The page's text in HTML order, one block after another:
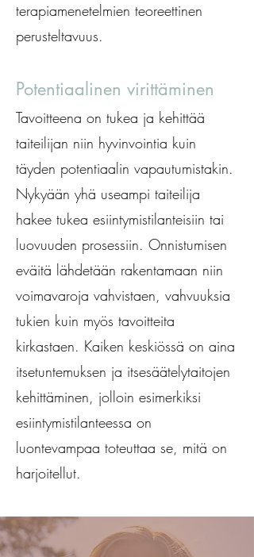
terapiamenetelmien teoreettinen
perusteltavuus.
Potentiaalinen virittäminen
Tavoitteena on tukea ja kehittää
taiteilijan niin hyvinvointia kuin
täyden potentiaalin vapautumistakin.
Nykyään yhä useampi taiteilija
hakee tukea esiintymistilanteisiin tai
luovuuden prosessiin. Onnistumisen
eväitä lähdetään rakentamaan niin
voimavaroja vahvistaen, vahvuuksia
tukien kuin myös tavoitteita
kirkastaen. Kaiken keskiössä on aina
itsetuntemuksen ja itsesäätelytaitojen
kehittäminen, jolloin esimerkiksi
esiintymistilanteessa on
luontevampaa toteuttaa se, mitä on
harjoitellut.